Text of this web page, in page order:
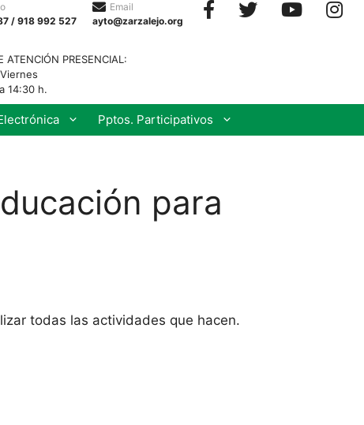
/ 918 992 527
Email
ayto@zarzalejo.org
ATENCIÓN PRESENCIAL:
14:30 h.
Pptos. Participativos
para
todas las actividades que hacen.